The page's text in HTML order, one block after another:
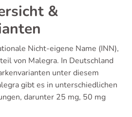
&
Nicht-eigene Name (INN),
von Malegra. In Deutschland
unter diesem
gibt es in unterschiedlichen
darunter 25 mg, 50 mg